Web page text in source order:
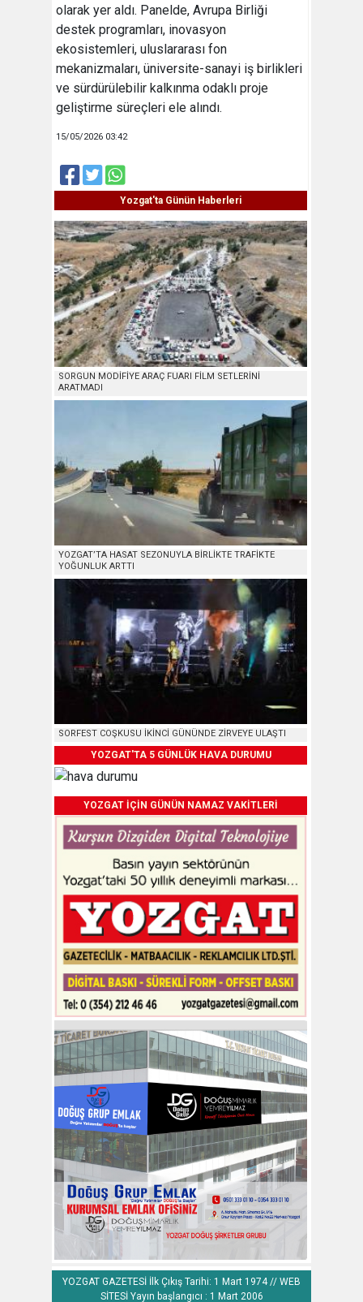
olarak yer aldı. Panelde, Avrupa Birliği
destek programları, inovasyon
ekosistemleri, uluslararası fon
mekanizmaları, üniversite-sanayi iş birlikleri
ve sürdürülebilir kalkınma odaklı proje
geliştirme süreçleri ele alındı.
15/05/2026 03:42
Yozgat'ta Günün Haberleri
SORGUN MODİFİYE ARAÇ FUARI FİLM SETLERİNİ
ARATMADI
YOZGAT’TA HASAT SEZONUYLA BİRLİKTE TRAFİKTE
YOĞUNLUK ARTTI
SORFEST COŞKUSU İKİNCİ GÜNÜNDE ZİRVEYE ULAŞTI
YOZGAT'TA 5 GÜNLÜK HAVA DURUMU
YOZGAT İÇİN GÜNÜN NAMAZ VAKİTLERİ
YOZGAT GAZETESİ İlk Çıkış Tarihi: 1 Mart 1974 // WEB
SİTESİ Yayın başlangıcı : 1 Mart 2006